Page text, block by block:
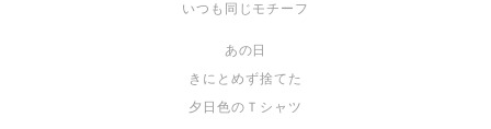
いつも同じモチーフ
あの日
きにとめず捨てた
夕日色のＴシャツ